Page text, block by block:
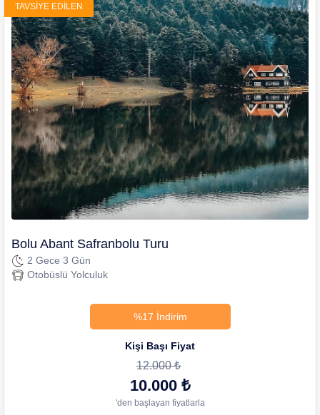
TAVSIYE EDILEN
Bolu Abant Safranbolu Turu
2 Gece 3 Gün
Otobüslü Yolculuk
%17 İndirim
Kişi Başı Fiyat
12.000 ₺
10.000 ₺
'den başlayan fiyatlarla